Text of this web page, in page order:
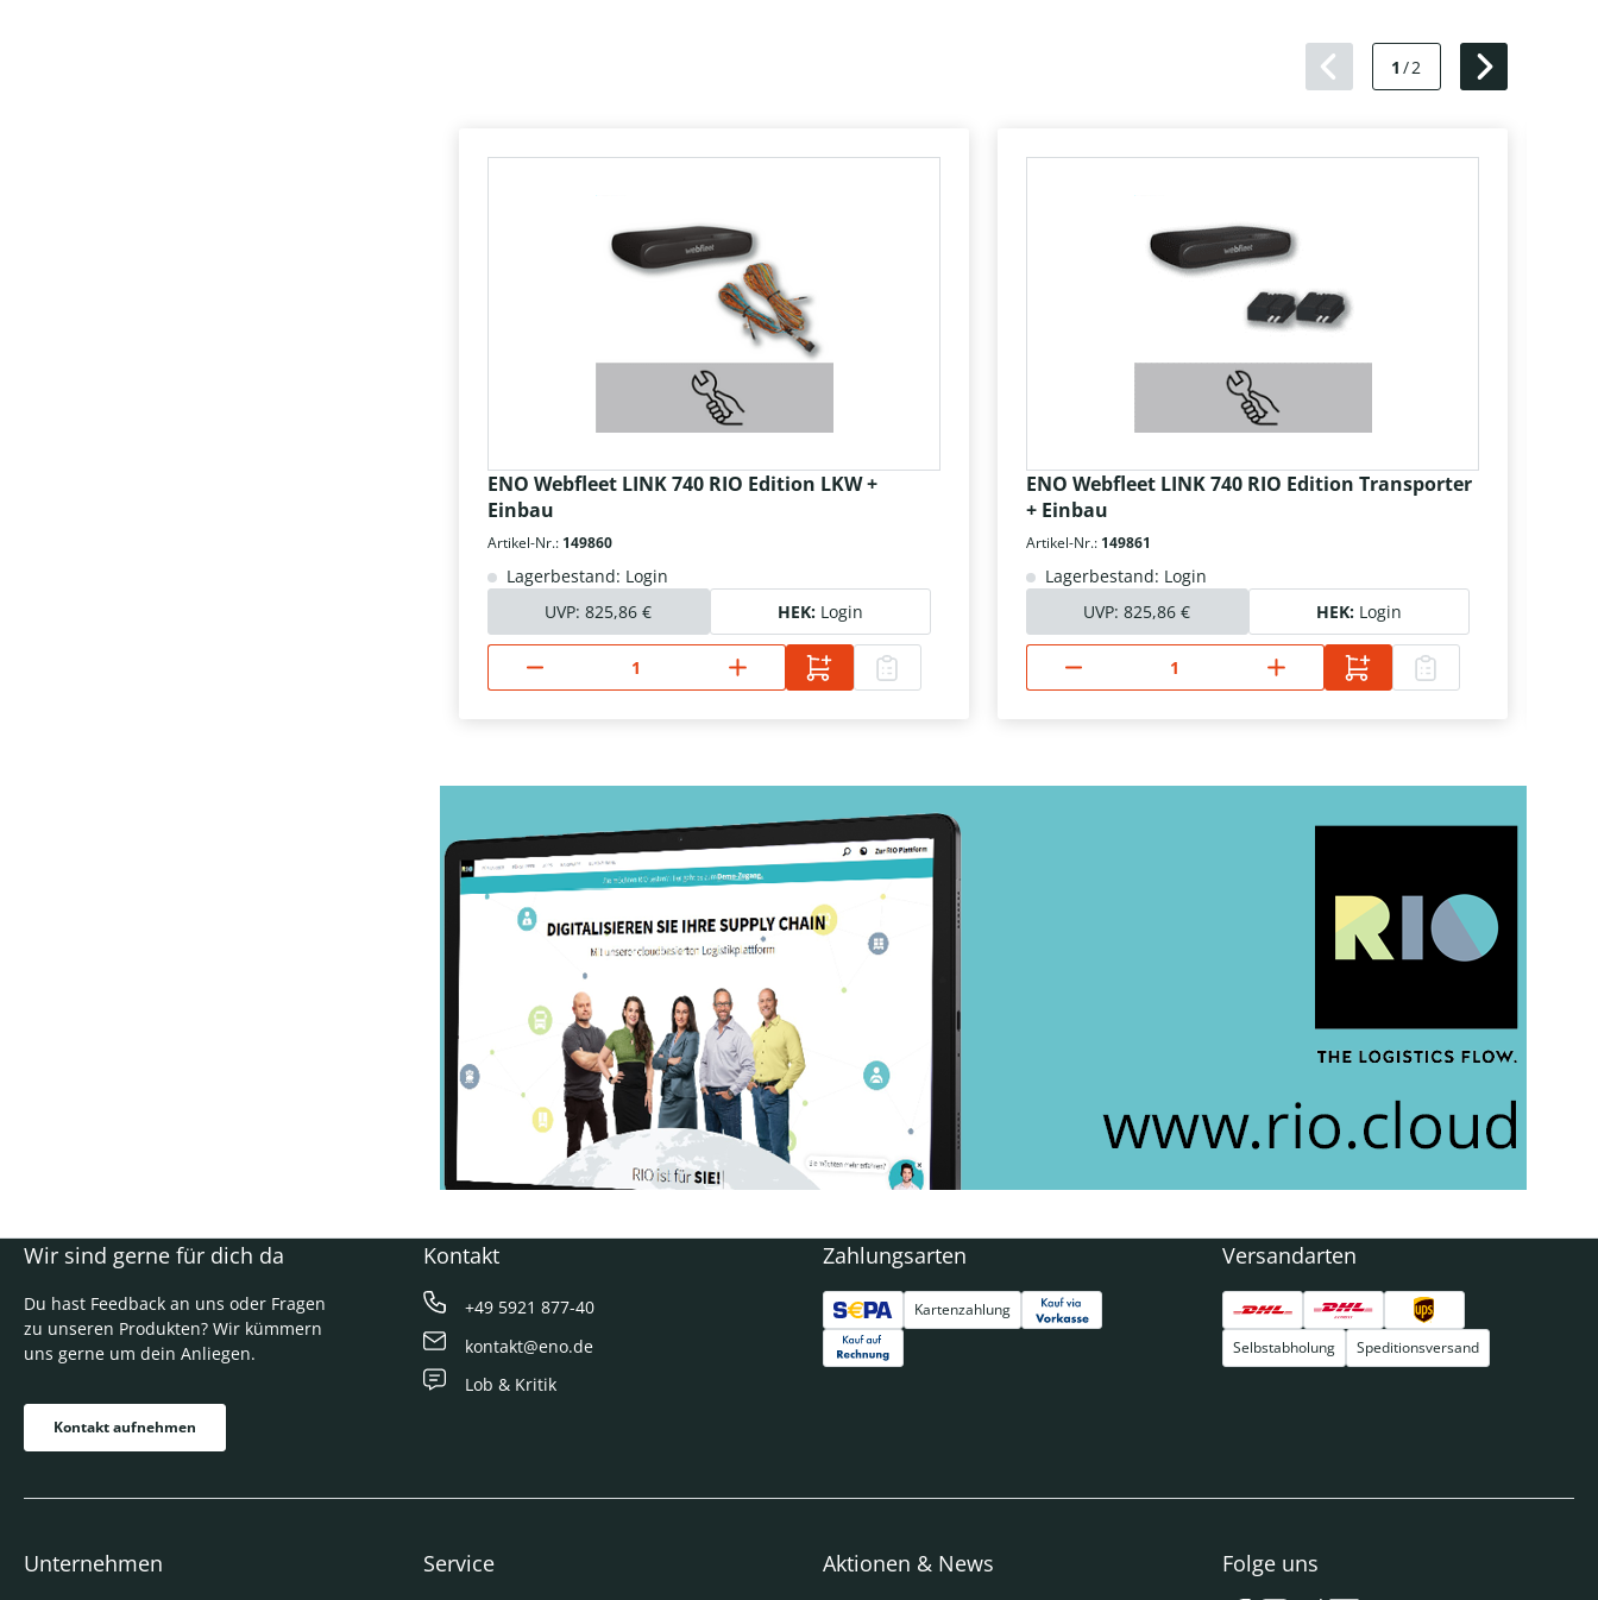
1 /2
ENO Webfleet LINK 740 RIO Edition LKW +
Einbau
Artikel-Nr.: 149860
Lagerbestand: Login
UVP:825,86 € HEK: Login
ENO Webfleet LINK 740 RIO Edition Transporter
+ Einbau
Artikel-Nr.: 149861
Lagerbestand: Login
UVP:825,86 € HEK: Login
Wir sind gerne für dich da
Du hast Feedback an uns oder Fragen
zu unseren Produkten? Wir kümmern
uns gerne um dein Anliegen.
Kontakt aufnehmen
Kontakt
+49 5921 877-40
kontakt@eno.de
Lob & Kritik
Unternehmen Service Aktionen & News
Zahlungsarten
Kartenzahlung
Versandarten
Selbstabholung Speditionsversand
Folge uns